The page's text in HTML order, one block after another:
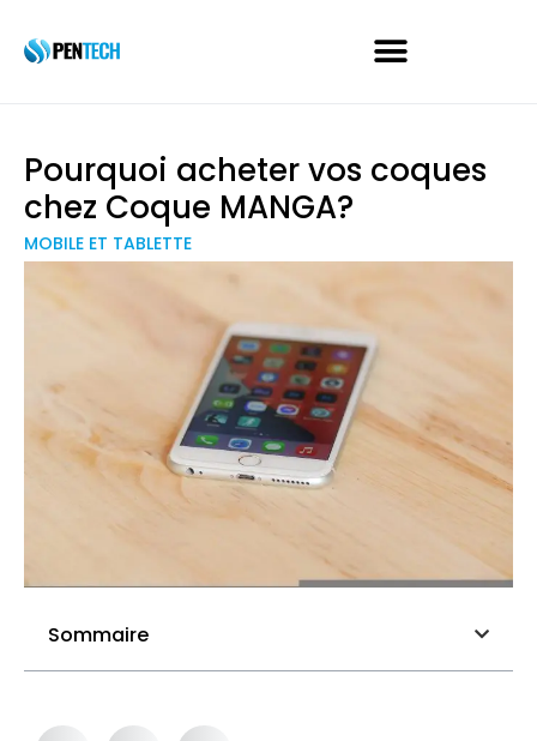
Pourquoi acheter vos coques
chez Coque MANGA?
MOBILE ET TABLETTE
Sommaire